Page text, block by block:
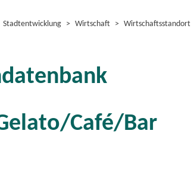
Stadtentwicklung Wirtschaft Wirtschaftsstandort
Café/Bar